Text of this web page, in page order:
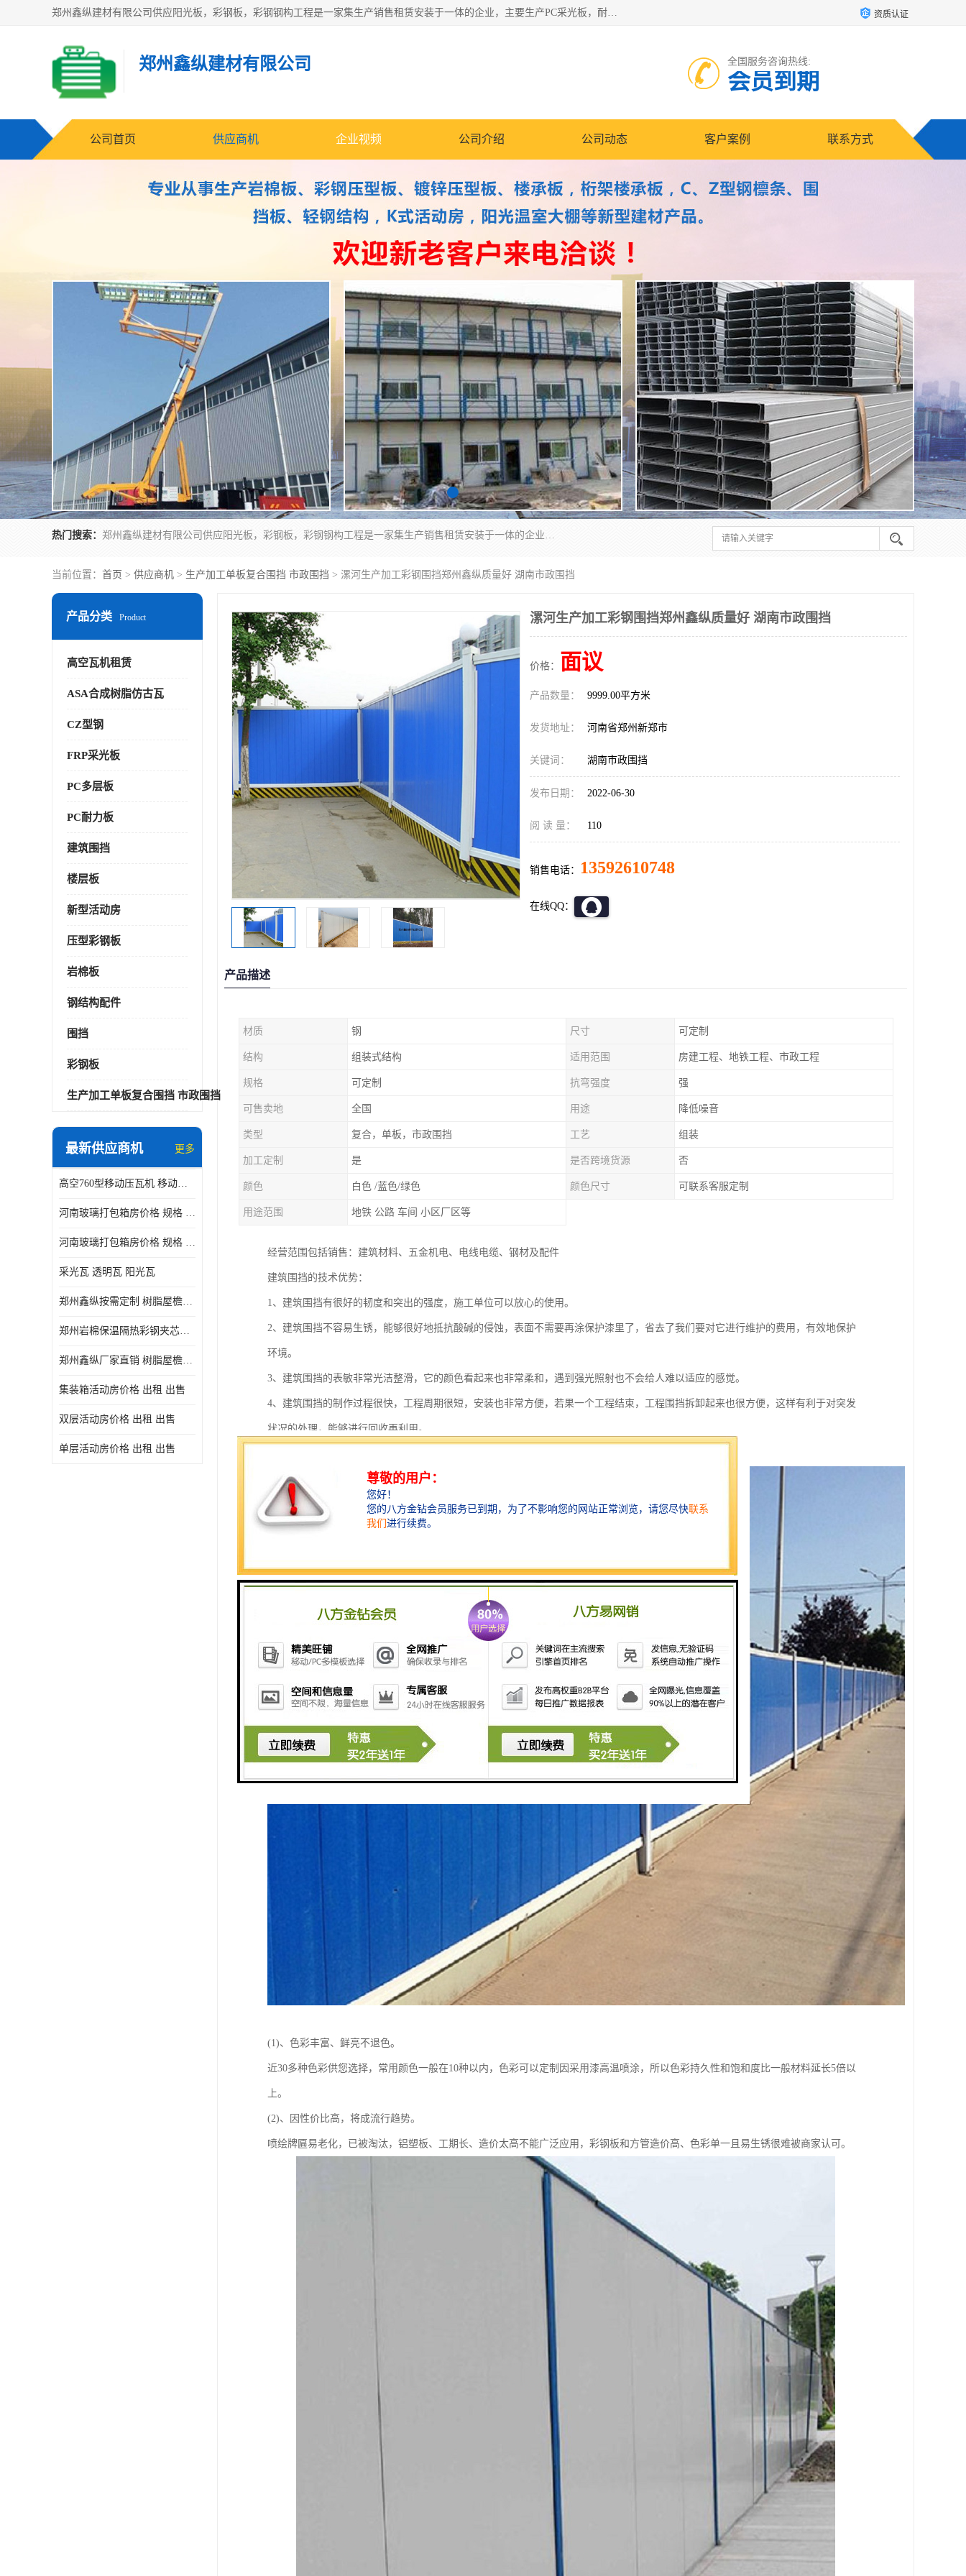
郑州鑫纵建材有限公司供应阳光板，彩钢板，彩钢钢构工程是一家集生产销售租赁安装于一体的企业，主要生产PC采光板，耐力板，仿古琉璃采光板，岩棉板、彩钢压型板、镀锌压型板、桁架楼承板，C、Z型钢檩条、围挡板、轻钢结构，阳光温室大棚等新型建材产品。公司旗下有多台移动式高空压瓦机租赁，承接全国各地业务，专业对外租赁各种型号压瓦机。 资质认证
郑州鑫纵建材有限公司 全国服务咨询热线:
会员到期
公司首页 供应商机 企业视频 公司介绍 公司动态 客户案例 联系方式
热门搜索： 郑州鑫纵建材有限公司供应阳光板，彩钢板，彩钢钢构工程是一家集生产销售租赁安装于一体的企业，主要生产PC采光板，耐力板，仿古琉璃采光板，岩棉板、彩钢压型板、镀锌压型板、桁架楼承板，C、Z型钢檩条、围挡板、轻钢结构，阳光温室大棚等新型建材产品。公司旗下有多台移动式高空压瓦机租赁，承接全国各地业务，专业对外租赁各种型号压瓦机。
当前位置： 首页 > 供应商机 > 生产加工单板复合围挡 市政围挡 > 漯河生产加工彩钢围挡郑州鑫纵质量好 湖南市政围挡
产品分类 Product
高空瓦机租赁
ASA合成树脂仿古瓦
CZ型钢
FRP采光板
PC多层板
PC耐力板
建筑围挡
楼层板
新型活动房
压型彩钢板
岩棉板
钢结构配件
围挡
彩钢板
生产加工单板复合围挡 市政围挡
最新供应商机 更多
高空760型移动压瓦机 移动升降制瓦设备租赁选郑州鑫纵
河南玻璃打包箱房价格 规格 鑫纵建材按需定制
河南玻璃打包箱房价格 规格 鑫纵建材批发
采光瓦 透明瓦 阳光瓦
郑州鑫纵按需定制 树脂屋檐装饰塑料琉璃瓦片 中式仿古瓦的特点 价格
郑州岩棉保温隔热彩钢夹芯板 郑州鑫纵支持定做
郑州鑫纵厂家直销 树脂屋檐装饰塑料琉璃瓦片 中式仿古瓦的特点 价格
集装箱活动房价格 出租 出售
双层活动房价格 出租 出售
单层活动房价格 出租 出售
漯河生产加工彩钢围挡郑州鑫纵质量好 湖南市政围挡
价格： 面议
产品数量： 9999.00平方米
发货地址： 河南省郑州新郑市
关键词： 湖南市政围挡
发布日期： 2022-06-30
阅 读 量： 110
销售电话： 13592610748
在线QQ：
产品描述
材质 钢 尺寸 可定制
结构 组装式结构 适用范围 房建工程、地铁工程、市政工程
规格 可定制 抗弯强度 强
可售卖地 全国 用途 降低噪音
类型 复合，单板，市政围挡 工艺 组装
加工定制 是 是否跨境货源 否
颜色 白色 /蓝色/绿色 颜色尺寸 可联系客服定制
用途范围 地铁 公路 车间 小区厂区等
经营范围包括销售：建筑材料、五金机电、电线电缆、钢材及配件
建筑围挡的技术优势：
1、建筑围挡有很好的韧度和突出的强度，施工单位可以放心的使用。
2、建筑围挡不容易生锈，能够很好地抵抗酸碱的侵蚀，表面不需要再涂保护漆里了，省去了我们要对它进行维护的费用，有效地保护
环境。
3、建筑围挡的表敏非常光洁整滑，它的颜色看起来也非常柔和，遇到强光照射也不会给人难以适应的感觉。
4、建筑围挡的制作过程很快，工程周期很短，安装也非常方便，若果一个工程结束，工程围挡拆卸起来也很方便，这样有利于对突发
状况的处理，能够进行回收再利用。
(1)、色彩丰富、鲜亮不退色。
近30多种色彩供您选择，常用颜色一般在10种以内，色彩可以定制因采用漆高温喷涂，所以色彩持久性和饱和度比一般材料延长5倍以
上。
(2)、因性价比高，将成流行趋势。
喷绘牌匾易老化，已被淘汰，铝塑板、工期长、造价太高不能广泛应用，彩钢板和方管造价高、色彩单一且易生锈很难被商家认可。